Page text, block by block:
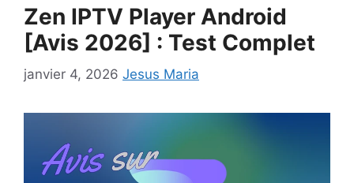
Zen IPTV Player Android
[Avis 2026] : Test Complet
janvier 4, 2026 Jesus Maria